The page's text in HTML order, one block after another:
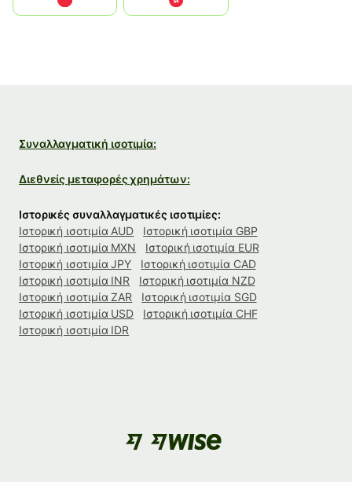
Συναλλαγματική ισοτιμία:
Διεθνείς μεταφορές χρημάτων:
Ιστορικές συναλλαγματικές ισοτιμίες:
Ιστορική ισοτιμία AUD
Ιστορική ισοτιμία GBP
Ιστορική ισοτιμία MXN
Ιστορική ισοτιμία EUR
Ιστορική ισοτιμία JPY
Ιστορική ισοτιμία CAD
Ιστορική ισοτιμία INR
Ιστορική ισοτιμία NZD
Ιστορική ισοτιμία ZAR
Ιστορική ισοτιμία SGD
Ιστορική ισοτιμία USD
Ιστορική ισοτιμία CHF
Ιστορική ισοτιμία IDR